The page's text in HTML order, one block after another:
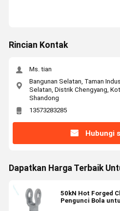
Rincian Kontak
Ms. tian
Bangunan Selatan, Taman
Selatan, Distrik Chengyang,
Shandong
13573283285
Hubungi
Dapatkan Harga Terbaik
50kN Hot Forged
Pengunci Bola